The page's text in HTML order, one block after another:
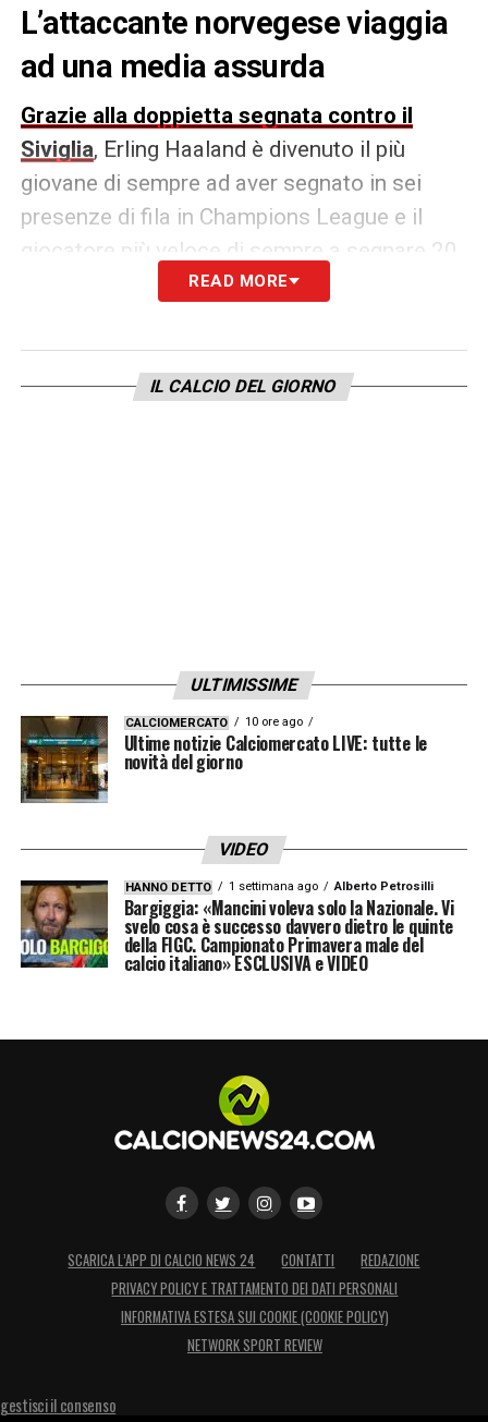
L’attaccante norvegese viaggia
ad una media assurda
Grazie alla doppietta segnata contro il
Siviglia, Erling Haaland è divenuto il più
giovane di sempre ad aver segnato in sei
presenze di fila in Champions League e il
giocatore più veloce di sempre a segnare 20
Champions League(14).
Squawka Football, oral’attaccante
viaggia alla media assurda di un
READ MORE
IL CALCIO DEL GIORNO
ULTIMISSIME
CALCIOMERCATO 10 ore ago
Ultime notizie Calciomercato LIVE: tutte le
novità del giorno
VIDEO
HANNO DETTO 1 settimana ago Alberto Petrosilli
Bargiggia: «Mancini voleva solo la Nazionale. Vi
svelo cosa è successo davvero dietro le quinte
della FIGC. Campionato Primavera male del
calcio italiano» ESCLUSIVA e VIDEO
SCARICA L’APP DI CALCIO NEWS 24 CONTATTI
REDAZIONE
PRIVACY POLICY E TRATTAMENTO DEI DATI PERSONALI
INFORMATIVA ESTESA SUI COOKIE (COOKIE POLICY)
NETWORK SPORT REVIEW
gestisci il consenso